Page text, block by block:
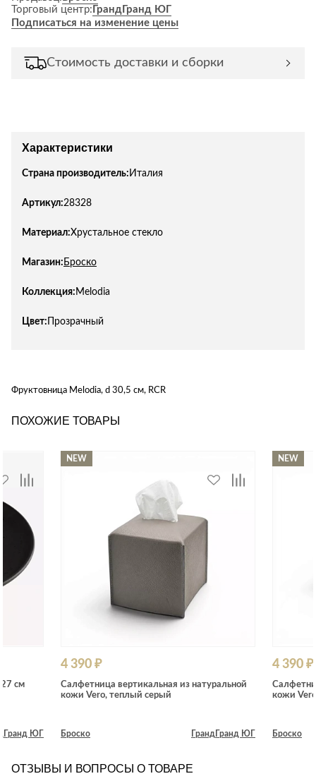
Торговый центр: Гранд Гранд ЮГ
Подписаться на изменение цены
Стоимость доставки и сборки
Характеристики
Страна производитель: Италия
Артикул:28328
Материал:Хрустальное стекло
Магазин: Броско
Коллекция: Melodia
Цвет: Прозрачный
Фруктовница Melodia, d 30,5 см, RCR
ПОХОЖИЕ ТОВАРЫ
см
Гранд ЮГ
NEW
4 390 ₽
Салфетница вертикальная из натуральной
кожи Vero, теплый серый
Броско Гранд Гранд ЮГ
NEW
4 390 ₽
кожи
Броско
ОТЗЫВЫ И ВОПРОСЫ О ТОВАРЕ